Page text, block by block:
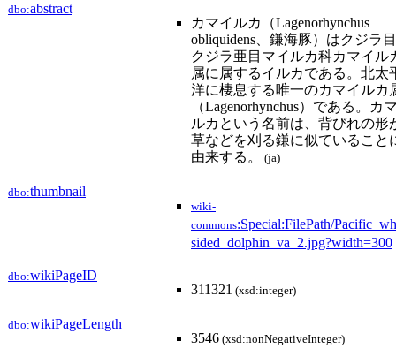
dbo:abstract
カマイルカ（Lagenorhynchus
obliquidens、鎌海豚）はクジラ
クジラ亜目マイルカ科カマイル
属に属するイルカである。北太
洋に棲息する唯一のカマイルカ
（Lagenorhynchus）である。カ
ルカという名前は、背びれの形
草などを刈る鎌に似ていること
由来する。
(ja)
dbo:thumbnail
wiki-
commons:Special:FilePath/
sided_dolphin_va_2.jpg?width=300
dbo:wikiPageID
311321 (xsd:integer)
dbo:wikiPageLength
3546 (xsd:nonNegativeInteger)